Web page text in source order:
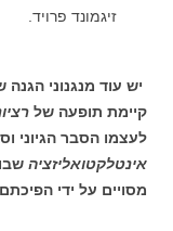
זיגמונד פרויד.
יש עוד מנגנוני
קיימת תופעה של
לעצמו הסבר הגיוני
אינטלקטואליזציה
מסויים על ידי